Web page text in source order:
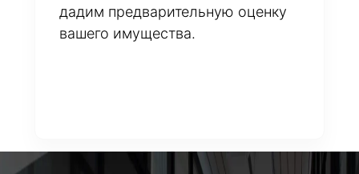
дадим предварительную оценку
вашего имущества.